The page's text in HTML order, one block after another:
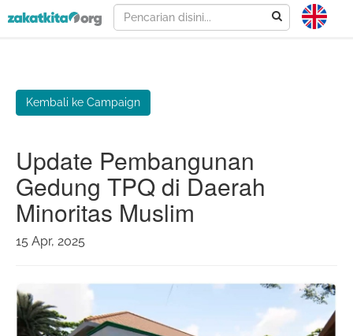
Kembali ke Campaign
Update Pembangunan
Gedung TPQ di Daerah
Minoritas Muslim
15 Apr, 2025